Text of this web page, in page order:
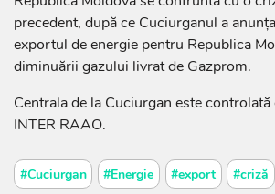
precedent, după ce Cuciurganul a
exportul de energie pentru Republica
diminuării gazului livrat de Gazprom.
Centrala de la Cuciurgan este
INTER RAAO.
#Cuciurgan #Energie #export #criză